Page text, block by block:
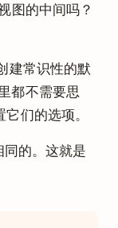
图的中间吗？
建常识性的默
都不需要思
们的选项。
的。这就是